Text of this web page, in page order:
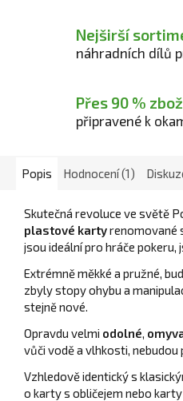
Nejširší
náhradních dílů
Přes 90 %
připravené k
Popis Hodnocení (1)
Skutečná revoluce ve světě
plastové kartyrenomované
jsou ideální pro hráče
Extrémně měkké a pružné,
zbyly stopy ohybu a
stejně nové.
Opravdu velmi odolné,
vůči vodě a vlhkosti, nebudou
Vzhledově identický s
o karty s obličejem nebo